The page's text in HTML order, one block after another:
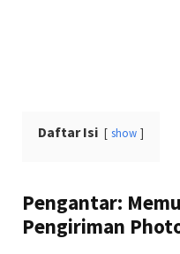
Daftar Isi show
Pengantar:
Pengiriman